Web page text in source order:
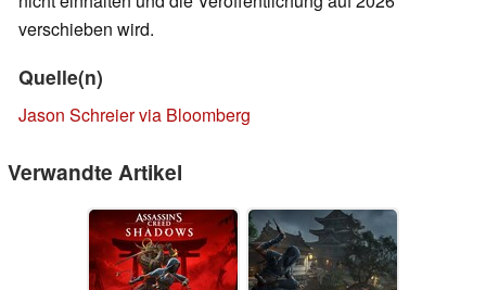
verschieben wird.
Quelle(n)
Jason Schreier via Bloomberg
Verwandte Artikel